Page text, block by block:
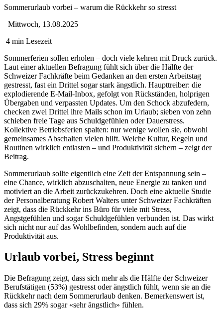
Sommerurlaub vorbei – warum die Rückkehr so stresst
Mittwoch, 13.08.2025
4 min Lesezeit
Sommerferien sollen erholen – doch viele kehren mit Druck zurück.
Laut einer aktuellen Befragung fühlt sich über die Hälfte der
Schweizer Fachkräfte beim Gedanken an den ersten Arbeitstag
gestresst, fast ein Drittel sogar stark ängstlich. Haupttreiber: die
explodierende E-Mail-Inbox, gefolgt von Rückständen, holprigen
Übergaben und verpassten Updates. Um den Schock abzufedern,
checken zwei Drittel ihre Mails schon im Urlaub; sieben von zehn
schieben freie Tage aus Schuldgefühlen oder Dauerstress.
Kollektive Betriebsferien spalten: nur wenige wollen sie, obwohl
gemeinsames Abschalten vielen hilft. Welche Kultur, Regeln und
Routinen wirklich entlasten – und Produktivität sichern – zeigt der
Beitrag.
Sommerurlaub sollte eigentlich eine Zeit der Entspannung sein –
eine Chance, wirklich abzuschalten, neue Energie zu tanken und
motiviert an die Arbeit zurückzukehren. Doch eine aktuelle Studie
der Personalberatung Robert Walters unter Schweizer Fachkräften
zeigt, dass die Rückkehr ins Büro für viele mit Stress,
Angstgefühlen und sogar Schuldgefühlen verbunden ist. Das wirkt
sich nicht nur auf das Wohlbefinden, sondern auch auf die
Produktivität aus.
Urlaub vorbei, Stress beginnt
Die Befragung zeigt, dass sich mehr als die Hälfte der Schweizer
Berufstätigen (53%) gestresst oder ängstlich fühlt, wenn sie an die
Rückkehr nach dem Sommerurlaub denken. Bemerkenswert ist,
dass sich 29% sogar «sehr ängstlich» fühlen.